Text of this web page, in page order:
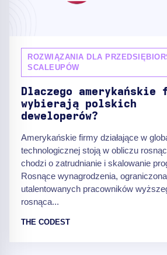
ROZWIĄZANIA DLA
SCALEUPÓW
Dlaczego amerykańskie
wybierają polskich
deweloperów?
Amerykańskie firmy działające w
technologicznej stoją w obliczu
chodzi o zatrudnianie i skalowanie
Rosnące wynagrodzenia,
utalentowanych pracowników
rosnąca...
THE CODEST